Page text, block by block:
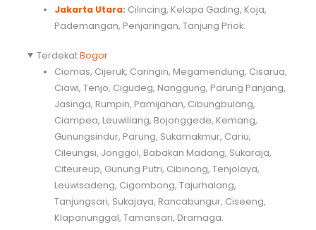
Jakarta Utara: Cilincing, Kelapa Gading, Koja,
Pademangan, Penjaringan, Tanjung Priok.
TerdekatBogor
Ciomas, Cijeruk, Caringin, Megamendung, Cisarua,
Ciawi, Tenjo, Cigudeg, Nanggung, Parung Panjang,
Jasinga, Rumpin, Pamijahan, Cibungbulang,
Ciampea, Leuwiliang, Bojonggede, Kemang,
Gunungsindur, Parung, Sukamakmur, Cariu,
Cileungsi, Jonggol, Babakan Madang, Sukaraja,
Citeureup, Gunung Putri, Cibinong, Tenjolaya,
Leuwisadeng, Cigombong, Tajurhalang,
Tanjungsari, Sukajaya, Rancabungur, Ciseeng,
Klapanunggal, Tamansari, Dramaga.